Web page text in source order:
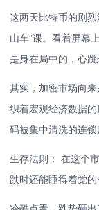
这两天比特币的剧
山车”课。看着屏幕
是身在局中的，心跳
其实，加密市场向
织着宏观经济数据
码被集中清洗的连锁
生存法则： 在这个
跌时还能睡得着觉的